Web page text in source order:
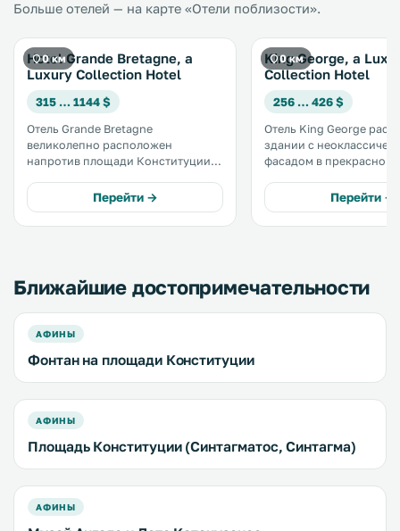
Больше отелей — на карте «Отели поблизости».
0 км
Hotel Grande Bretagne, a
Luxury Collection Hotel
315 … 1144 $
Отель Grande Bretagne
великолепно расположен
напротив площади Конституции и
гостей роскошные номера и
великолепная терраса на крыше,
откуда открывается
Перейти →
0 км
King George, a
Collection Hotel
256 … 426 $
Отель King George
здании с
фасадом в прекрасном
между зданием
фешенебельной улицей
Вукурестиу. .
Перейти →
Ближайшие достопримечательности
АФИНЫ
Фонтан на площади Конституции
АФИНЫ
Площадь Конституции (Синтагматос, Синтагма)
АФИНЫ